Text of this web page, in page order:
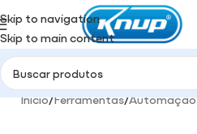
Skip to navigation
Skip to main content
Início/Ferramentas/Automação